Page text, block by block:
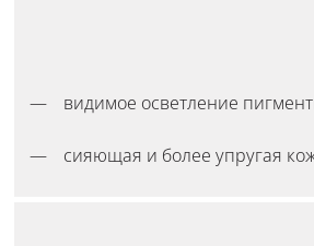
видимое осветление
сияющая и более упругая